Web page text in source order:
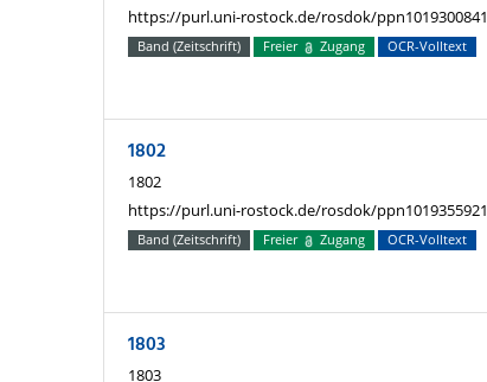
https://purl.uni-rostock.de/rosdok/ppn1019300841
Band (Zeitschrift) Freier Zugang OCR-Volltext
1802
1802
https://purl.uni-rostock.de/rosdok/ppn1019355921
Band (Zeitschrift) Freier Zugang OCR-Volltext
1803
1803